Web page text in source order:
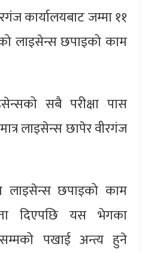
कार्यालयबाट जम्मा ११
लाइसेन्स छपाइको काम
सबै परीक्षा पास
लाइसेन्स छापेर वीरगंज
लाइसेन्स छपाइको काम
दिएपछि यस भेगका
पखाई अन्त्य हुने